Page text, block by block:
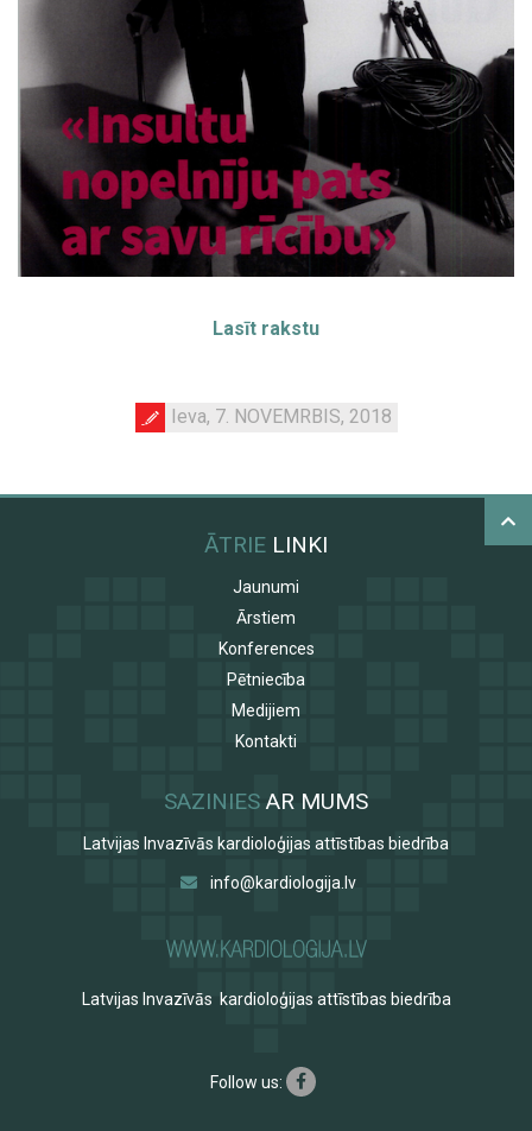
Lasīt rakstu
Ieva, 7. NOVEMRBIS, 2018
ĀTRIE LINKI
Jaunumi
Ārstiem
Konferences
Pētniecība
Medijiem
Kontakti
SAZINIES AR MUMS
Latvijas Invazīvās kardioloģijas attīstības biedrība
info@kardiologija.lv
Latvijas Invazīvās kardioloģijas attīstības biedrība
Follow us: